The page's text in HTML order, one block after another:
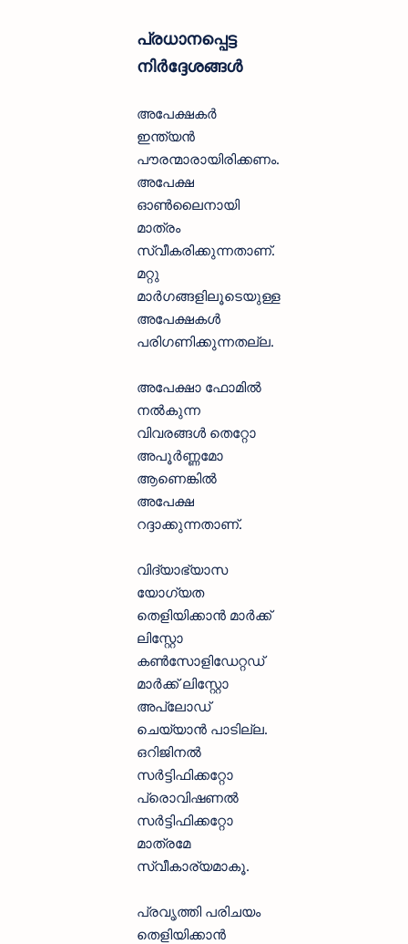
പ്രധാനപ്പെട്ട
നിർദ്ദേശങ്ങൾ
അപേക്ഷകർ
ഇന്ത്യൻ
പൗരന്മാരായിരിക്കണം.
അപേക്ഷ
ഓൺലൈനായി
മാത്രം
സ്വീകരിക്കുന്നതാണ്.
മറ്റു
മാർഗങ്ങളിലൂടെയുള്ള
അപേക്ഷകൾ
പരിഗണിക്കുന്നതല്ല.
അപേക്ഷാ ഫോമിൽ
നൽകുന്ന
വിവരങ്ങൾ തെറ്റോ
അപൂർണ്ണമോ
ആണെങ്കിൽ
അപേക്ഷ
റദ്ദാക്കുന്നതാണ്.
വിദ്യാഭ്യാസ
യോഗ്യത
തെളിയിക്കാൻ മാർക്ക്
ലിസ്റ്റോ
കൺസോളിഡേറ്റഡ്
മാർക്ക് ലിസ്റ്റോ
അപ്ലോഡ്
ചെയ്യാൻ പാടില്ല.
ഒറിജിനൽ
സർട്ടിഫിക്കറ്റോ
പ്രൊവിഷണൽ
സർട്ടിഫിക്കറ്റോ
മാത്രമേ
സ്വീകാര്യമാകൂ.
പ്രവൃത്തി പരിചയം
തെളിയിക്കാൻ